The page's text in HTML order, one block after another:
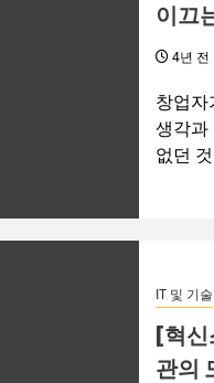
이끄
4년 전
창업자
생각과
없던
IT 및 기술
[혁
관의